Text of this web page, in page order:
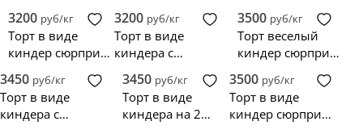
3200 руб/кг
Торт в виде
киндер сюрприза
3200 руб/кг
Торт в виде
киндера с
3500 руб/кг
Торт веселый
киндер сюрприз
3450 руб/кг
Торт в виде
киндера с
3450 руб/кг
Торт в виде
киндера на 2
3500 руб/кг
Торт в виде
киндер сюрприза